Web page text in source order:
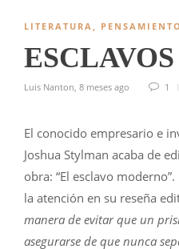
LITERATURA, PENSAMIENTO
ESCLAVOS
Luis Nanton, 8 meses ago 1
El conocido empresario e
Joshua Stylman acaba de
obra: “El esclavo
la atención en su reseña
manera de evitar que un
asegurarse de que nunca